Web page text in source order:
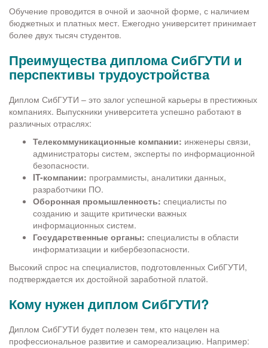
Обучение проводится в очной и заочной форме, с наличием
бюджетных и платных мест. Ежегодно университет принимает
более двух тысяч студентов.
Преимущества диплома СибГУТИ и
перспективы трудоустройства
Диплом СибГУТИ – это залог успешной карьеры в престижных
компаниях. Выпускники университета успешно работают в
различных отраслях:
Телекоммуникационные компании: инженеры связи,
администраторы систем, эксперты по информационной
безопасности.
IT-компании: программисты, аналитики данных,
разработчики ПО.
Оборонная промышленность: специалисты по
созданию и защите критически важных
информационных систем.
Государственные органы: специалисты в области
информатизации и кибербезопасности.
Высокий спрос на специалистов, подготовленных СибГУТИ,
подтверждается их достойной заработной платой.
Кому нужен диплом СибГУТИ?
Диплом СибГУТИ будет полезен тем, кто нацелен на
профессиональное развитие и самореализацию. Например: